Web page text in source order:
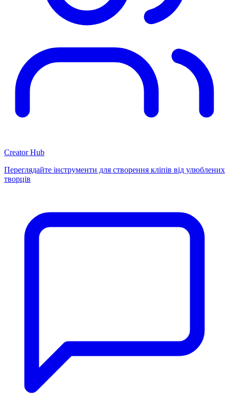
Creator Hub
Переглядайте інструменти для створення кліпів від улюблених
творців